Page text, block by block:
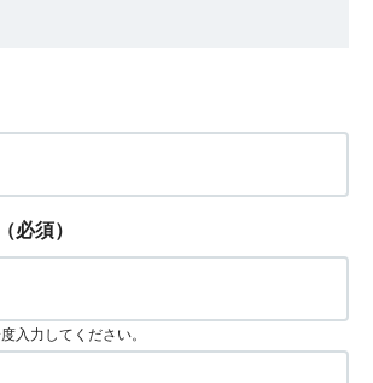
（必須）
入力してください。